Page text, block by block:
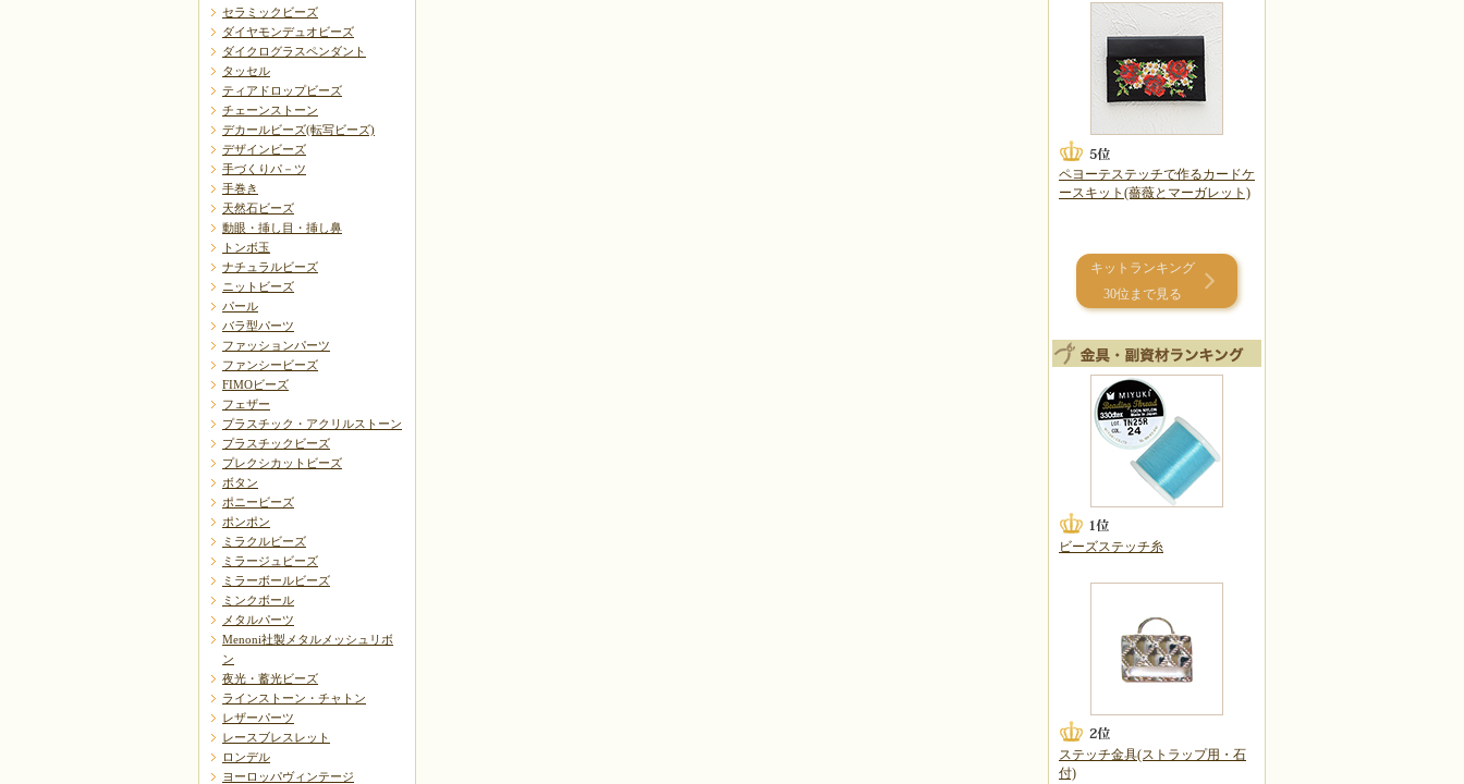
セラミックビーズ
ダイヤモンデュオビーズ
ダイクログラスペンダント
タッセル
ティアドロップビーズ
チェーンストーン
デカールビーズ(転写ビーズ)
デザインビーズ
手づくりパ－ツ
手巻き
天然石ビーズ
動眼・挿し目・挿し鼻
トンボ玉
ナチュラルビーズ
ニットビーズ
パール
バラ型パーツ
ファッションパーツ
ファンシービーズ
FIMOビーズ
フェザー
プラスチック・アクリルストーン
プラスチックビーズ
プレクシカットビーズ
ボタン
ポニービーズ
ポンポン
ミラクルビーズ
ミラージュビーズ
ミラーボールビーズ
ミンクボール
メタルパーツ
Menoni社製メタルメッシュリボ
ン
夜光・蓄光ビーズ
ラインストーン・チャトン
レザーパーツ
レースブレスレット
ロンデル
ヨーロッパヴィンテージ
ペヨーテステッチで作るカードケ
ースキット(薔薇とマーガレット)
キットランキング
30位まで見る
ビーズステッチ糸
ステッチ金具(ストラップ用・石
付)